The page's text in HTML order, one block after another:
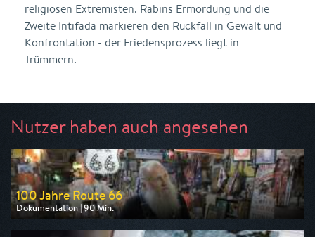
religiösen Extremisten. Rabins Ermordung und die
Zweite Intifada markieren den Rückfall in Gewalt und
Konfrontation - der Friedensprozess liegt in
Trümmern.
Nutzer haben auch angesehen
100 Jahre Route 66
Dokumentation | 90 Min.
Ausgestrahlt von arte
am 13.08.2026, 20:15